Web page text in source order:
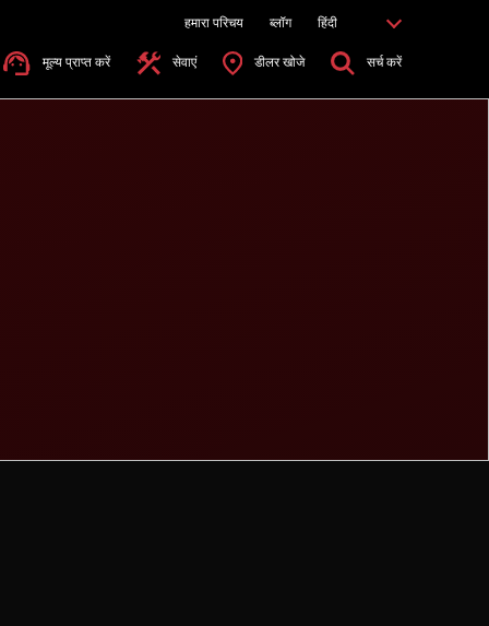
हमारा परिचय ब्लॉग हिंदी
मूल्य प्राप्त करें सेवाएं डीलर खोजे सर्च करें